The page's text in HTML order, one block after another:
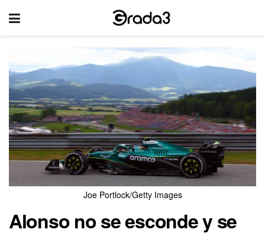
Joe Portlock/Getty Images
Alonso no se esconde y se